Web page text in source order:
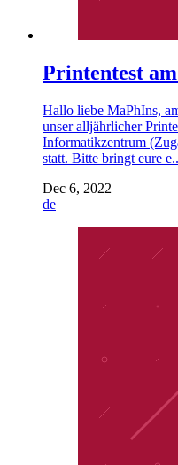
Printentest
Hallo liebe MaPhIns,
unser alljährlicher
Informatikzentrum
statt. Bitte bringt eure
Dec 6, 2022
de